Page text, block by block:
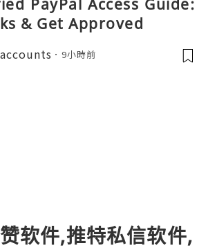
PayPal Access Guide:
& Get Approved
9小時前
软件,推特私信软件,